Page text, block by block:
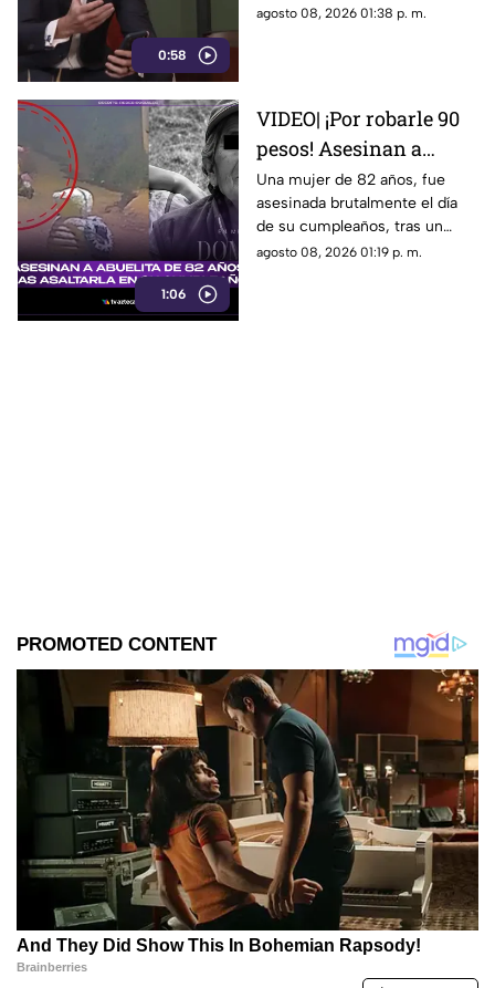
0:58
Gobierno Federal que
agosto 08, 2026 01:38 p. m.
1:06
VIDEO| ¡Por robarle 90
pesos! Asesinan a
abuelita de 82 años tras
asaltarla en su
cumpleaños
Una mujer de 82 años, fue
asesinada brutalmente el día
de su cumpleaños, tras un
asalto por solo 90 pesos.
agosto 08, 2026 01:19 p. m.